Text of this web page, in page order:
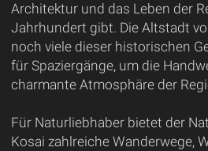
Architektur und das Leben der
Jahrhundert gibt. Die Altstadt
noch viele dieser historischen
für Spaziergänge, um die
charmante Atmosphäre der
Für Naturliebhaber bietet der
Kosai zahlreiche Wanderwege,